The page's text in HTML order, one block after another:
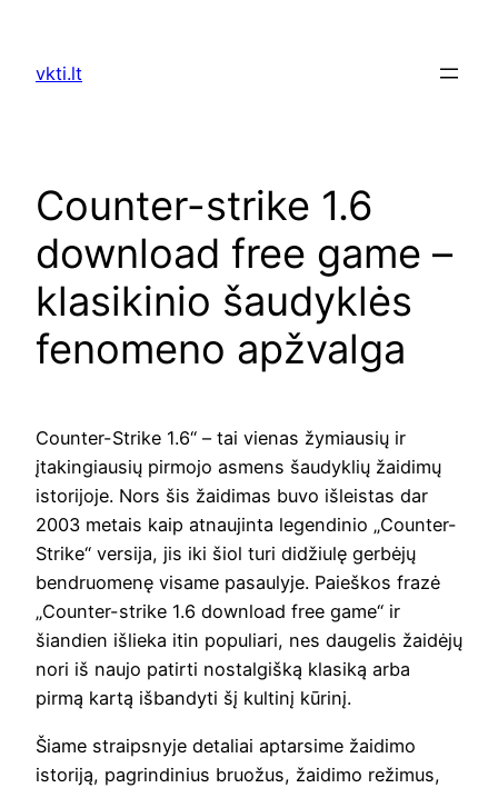
content
vkti.lt
Counter-strike 1.6
download free game –
klasikinio šaudyklės
fenomeno apžvalga
Counter-Strike 1.6“ – tai vienas žymiausių ir
įtakingiausių pirmojo asmens šaudyklių žaidimų
istorijoje. Nors šis žaidimas buvo išleistas dar
2003 metais kaip atnaujinta legendinio „Counter-
Strike“ versija, jis iki šiol turi didžiulę gerbėjų
bendruomenę visame pasaulyje. Paieškos frazė
„Counter-strike 1.6 download free game“ ir
šiandien išlieka itin populiari, nes daugelis žaidėjų
nori iš naujo patirti nostalgišką klasiką arba
pirmą kartą išbandyti šį kultinį kūrinį.
Šiame straipsnyje detaliai aptarsime žaidimo
istoriją, pagrindinius bruožus, žaidimo režimus,